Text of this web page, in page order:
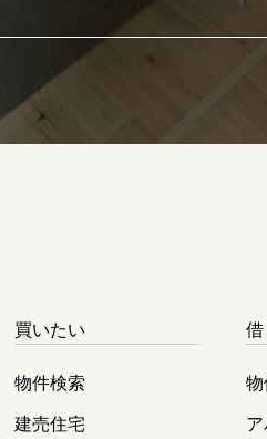
買いたい
物件検索
建売住宅
借
物
ア